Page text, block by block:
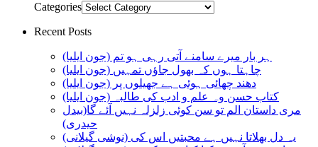
Categories
Recent Posts
ہر بار میرے سامنے آتی رہی ہو تم (جون ایلیا)
چاہتا ہوں کہ بھول جاؤں تمہیں (جون ایلیا)
دھند چھائی ہوئی ہے جھیلوں پر (جون ایلیا)
کتاب حسن وہ علم و ادب کی طالبہ (جون ایلیا)
مری داستان الم تو سن کوئی زلزلہ نہیں آئے گا(بیدل
حیدری)
یہ دل بھلاتا نہیں ہے محبتیں اس کی (نوشی گیلانی)